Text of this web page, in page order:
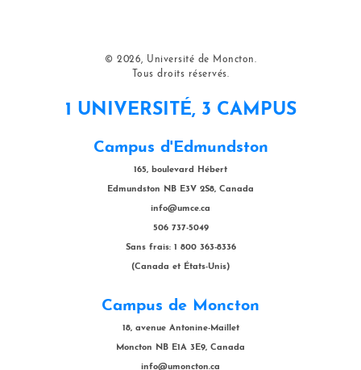
© 2026, Université de Moncton.
Tous droits réservés.
1 UNIVERSITÉ, 3 CAMPUS
Campus d'Edmundston
165, boulevard Hébert
Edmundston NB E3V 2S8, Canada
info@umce.ca
506 737-5049
Sans frais: 1 800 363-8336
(Canada et États-Unis)
Campus de Moncton
18, avenue Antonine-Maillet
Moncton NB E1A 3E9, Canada
info@umoncton.ca